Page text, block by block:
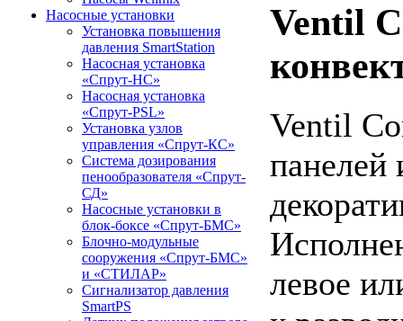
Насосные установки
Установка повышения
давления SmartStation
Насосная установка
«Спрут-НС»
Насосная установка
«Спрут-PSL»
Установка узлов
управления «Спрут-КС»
Система дозирования
пенообразователя «Спрут-
СД»
Насосные установки в
блок-боксе «Спрут-БМС»
Блочно-модульные
сооружения «Спрут-БМС»
и «СТИЛАР»
Сигнализатор давления
SmartPS
Ventil
Ventil
панелей
левое